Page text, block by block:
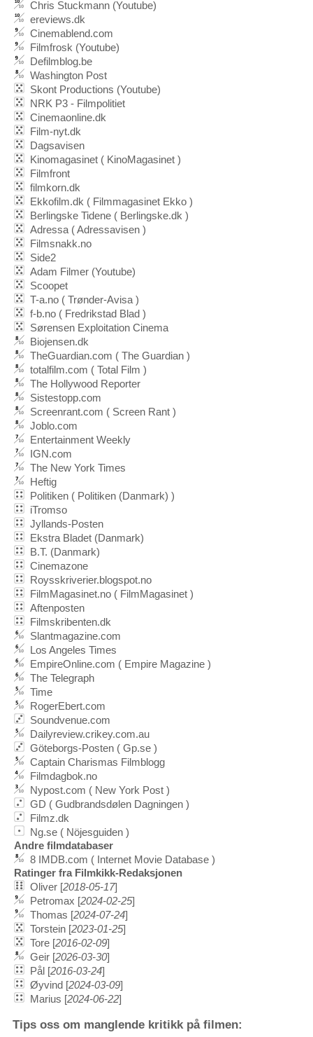
Chris Stuckmann (Youtube)
ereviews.dk
Cinemablend.com
Filmfrosk (Youtube)
Defilmblog.be
Washington Post
Skont Productions (Youtube)
NRK P3 - Filmpolitiet
Cinemaonline.dk
Film-nyt.dk
Dagsavisen
Kinomagasinet ( KinoMagasinet )
Filmfront
filmkorn.dk
Ekkofilm.dk ( Filmmagasinet Ekko )
Berlingske Tidene ( Berlingske.dk )
Adressa ( Adressavisen )
Filmsnakk.no
Side2
Adam Filmer (Youtube)
Scoopet
T-a.no ( Trønder-Avisa )
f-b.no ( Fredrikstad Blad )
Sørensen Exploitation Cinema
Biojensen.dk
TheGuardian.com ( The Guardian )
totalfilm.com ( Total Film )
The Hollywood Reporter
Sistestopp.com
Screenrant.com ( Screen Rant )
Joblo.com
Entertainment Weekly
IGN.com
The New York Times
Heftig
Politiken ( Politiken (Danmark) )
iTromso
Jyllands-Posten
Ekstra Bladet (Danmark)
B.T. (Danmark)
Cinemazone
Roysskriverier.blogspot.no
FilmMagasinet.no ( FilmMagasinet )
Aftenposten
Filmskribenten.dk
Slantmagazine.com
Los Angeles Times
EmpireOnline.com ( Empire Magazine )
The Telegraph
Time
RogerEbert.com
Soundvenue.com
Dailyreview.crikey.com.au
Göteborgs-Posten ( Gp.se )
Captain Charismas Filmblogg
Filmdagbok.no
Nypost.com ( New York Post )
GD ( Gudbrandsdølen Dagningen )
Filmz.dk
Ng.se ( Nöjesguiden )
Andre filmdatabaser
8 IMDB.com ( Internet Movie Database )
Ratinger fra Filmkikk-Redaksjonen
Oliver [2018-05-17]
Petromax [2024-02-25]
Thomas [2024-07-24]
Torstein [2023-01-25]
Tore [2016-02-09]
Geir [2026-03-30]
Pål [2016-03-24]
Øyvind [2024-03-09]
Marius [2024-06-22]
Tips oss om manglende kritikk på filmen: